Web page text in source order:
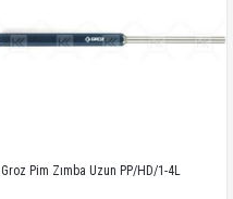
Groz Pim Zımba Uzun PP/HD/1-4L